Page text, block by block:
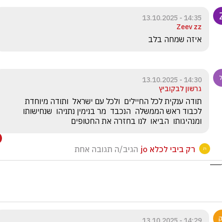
14:35 - 13.10.2025
Zeev zz
איזה שמחה בלב
14:30 - 13.10.2025
גרשון לבקוביץ
ומנהיגותו  הביאו  לנו בחזרה את החטופים
רק ביבי לכלא jo הגיב/ה תגובה אחת